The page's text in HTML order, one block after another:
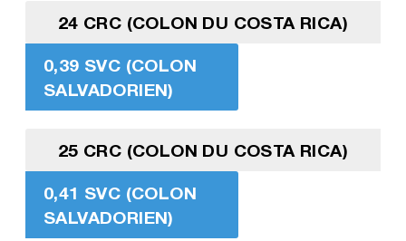
24 CRC (COLON DU COSTA RICA)
0,39 SVC (COLON
SALVADORIEN)
25 CRC (COLON DU COSTA RICA)
0,41 SVC (COLON
SALVADORIEN)